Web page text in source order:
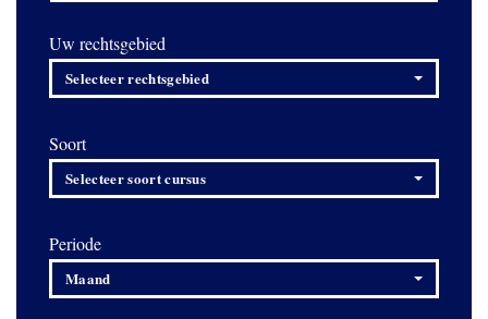
Uw rechtsgebied
Selecteer rechtsgebied
Soort
Selecteer soort cursus
Periode
Maand